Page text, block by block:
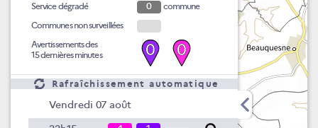
Service dégradé
0
commune
Communes non surveillées
Avertissements des
15 dernières minutes
0 0
Rafraîchissement automatique
Vendredi 07 août